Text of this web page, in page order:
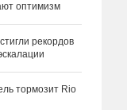
оптимизм
рекордов
тормозит Rio